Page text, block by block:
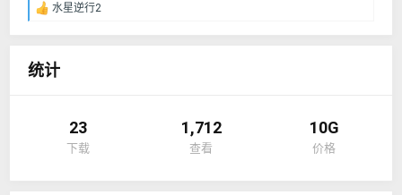
反 水星逆行2
统计
23
下载
1,712
查看
10G
价格